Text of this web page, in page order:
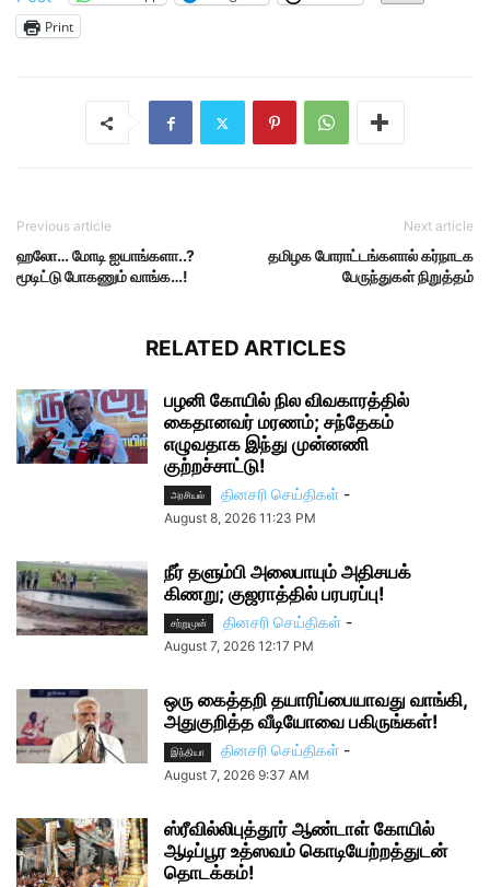
Print
Previous article
ஹலோ… மோடி ஐயாங்களா..?
மூடிட்டு போகணும் வாங்க…!
Next article
தமிழக போராட்டங்களால் கர்நாடக
பேருந்துகள் நிறுத்தம்
RELATED ARTICLES
பழனி கோயில் நில விவகாரத்தில்
கைதானவர் மரணம்; சந்தேகம்
எழுவதாக இந்து முன்னணி
குற்றச்சாட்டு!
அரசியல் தினசரி செய்திகள் -
August 8, 2026 11:23 PM
நீர் தளும்பி அலைபாயும் அதிசயக்
கிணறு; குஜராத்தில் பரபரப்பு!
சற்றுமுன் தினசரி செய்திகள் -
August 7, 2026 12:17 PM
ஒரு கைத்தறி தயாரிப்பையாவது வாங்கி,
அதுகுறித்த வீடியோவை பகிருங்கள்!
இந்தியா தினசரி செய்திகள் -
August 7, 2026 9:37 AM
ஸ்ரீவில்லிபுத்தூர் ஆண்டாள் கோயில்
ஆடிப்பூர உத்ஸவம் கொடியேற்றத்துடன்
தொடக்கம்!